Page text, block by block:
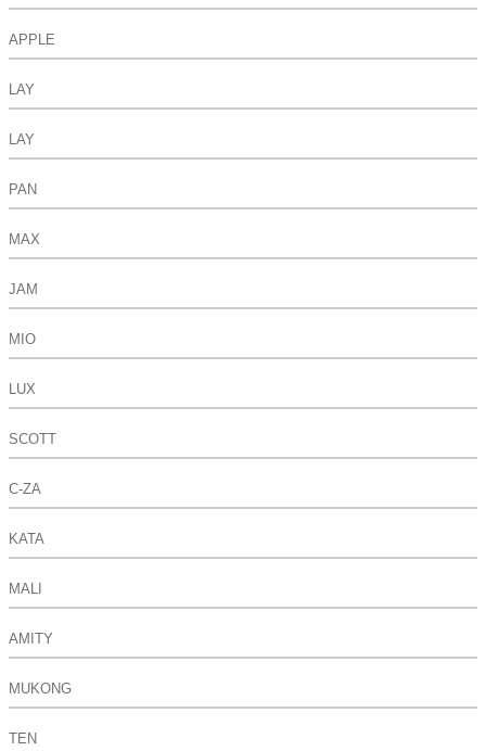
APPLE
LAY
LAY
PAN
MAX
JAM
MIO
LUX
SCOTT
C-ZA
KATA
MALI
AMITY
MUKONG
TEN